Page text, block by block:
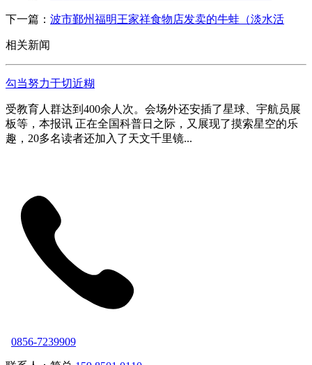
下一篇： 波市鄞州福明王家祥食物店发卖的牛蛙（淡水活
相关新闻
勾当努力于切近糊
受教育人群达到400余人次。会场外还安插了星球、宇航员展
板等，本报讯 正在全国科普日之际，又展现了摸索星空的乐
趣，20多名读者还加入了天文千里镜...
0856-7239909